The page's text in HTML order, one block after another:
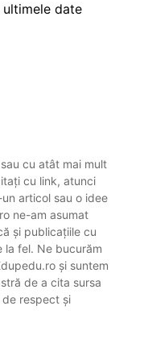
date
cu atât mai mult
cu link, atunci
articol sau o idee
ne-am asumat
și publicațiile cu
la fel. Ne bucurăm
și suntem
de a cita sursa
respect și